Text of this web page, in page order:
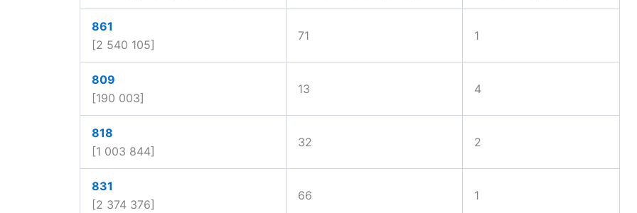
861
[2 540 105]
71 1
809
[190 003]
13 4
818
[1 003 844]
32 2
831
[2 374 376]
66 1